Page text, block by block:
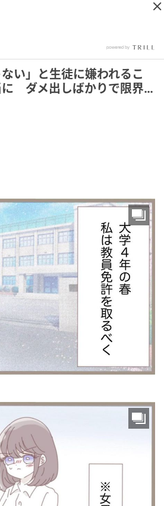
ない」と生徒に嫌われるこ
に ダメ出しばかりで限界…